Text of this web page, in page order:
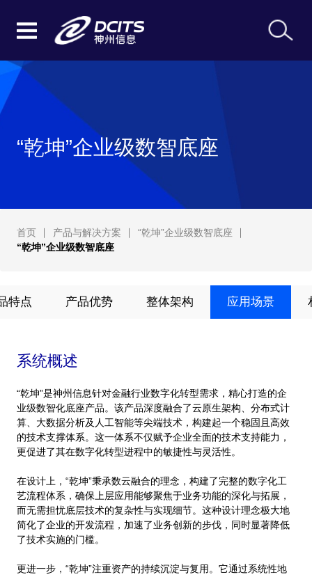
“乾坤”企业级数智底座
首页 产品与解决方案
“乾坤”企业级数智底座
“乾坤”企业级数智底座
特点 产品优势 整体架构 应用场景
系统概述
“乾坤”是神州信息针对金融行业数字化转型需求，精心打造的企
业级数智化底座产品。该产品深度融合了云原生架构、分布式计
算、大数据分析及人工智能等尖端技术，构建起一个稳固且高效
的技术支撑体系。这一体系不仅赋予企业全面的技术支持能力，
更促进了其在数字化转型进程中的敏捷性与灵活性。
在设计上，“乾坤”秉承数云融合的理念，构建了完整的数字化工
艺流程体系，确保上层应用能够聚焦于业务功能的深化与拓展，
而无需担忧底层技术的复杂性与实现细节。这种设计理念极大地
简化了企业的开发流程，加速了业务创新的步伐，同时显著降低
了技术实施的门槛。
更进一步，“乾坤”注重资产的持续沉淀与复用。它通过系统性地